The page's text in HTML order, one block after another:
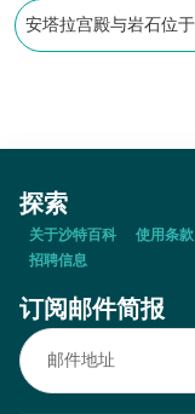
安塔拉宫殿与岩石位
探索
关于沙特百科 使用条款
招聘信息
订阅邮件简报